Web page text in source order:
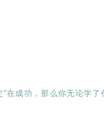
在成功，那么你无论学了